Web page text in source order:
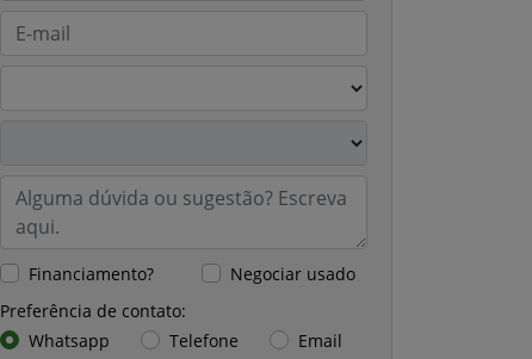
Financiamento?
Negociar usado
Preferência de contato:
Whatsapp
Telefone Email